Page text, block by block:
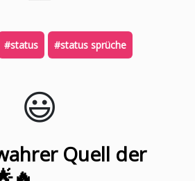
#status #status sprüche
😃️
Quell der